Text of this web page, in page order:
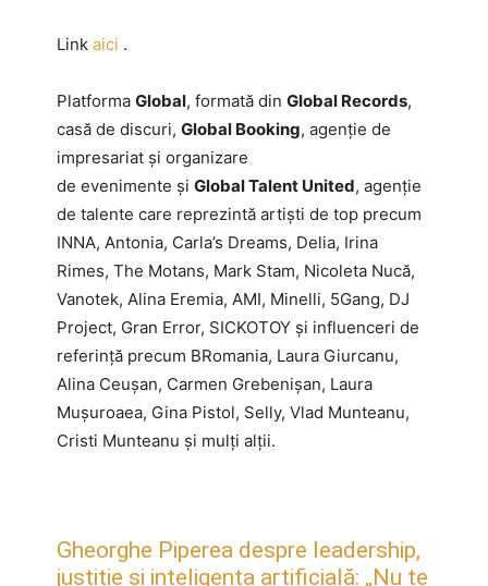
Link aici .
Platforma Global, formată din Global Records,
casă de discuri, Global Booking, agenție de
impresariat și organizare
de evenimente și Global Talent United, agenție
de talente care reprezintă artiști de top precum
INNA, Antonia, Carla’s Dreams, Delia, Irina
Rimes, The Motans, Mark Stam, Nicoleta Nucă,
Vanotek, Alina Eremia, AMI, Minelli, 5Gang, DJ
Project, Gran Error, SICKOTOY și influenceri de
referință precum BRomania, Laura Giurcanu,
Alina Ceușan, Carmen Grebenișan, Laura
Mușuroaea, Gina Pistol, Selly, Vlad Munteanu,
Cristi Munteanu și mulți alții.
Gheorghe Piperea despre leadership,
justiție și inteligența artificială: „Nu te